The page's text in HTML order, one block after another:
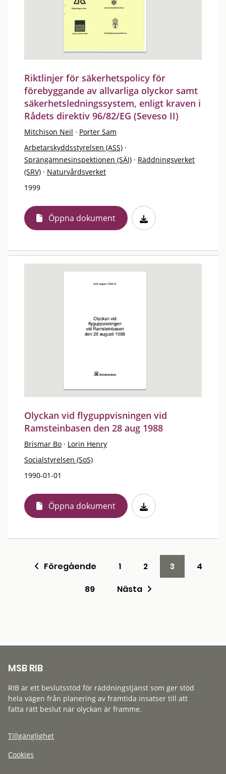
Riktlinjer för säkerhetspolicy för
förebyggande av allvarliga olyckor samt
säkerhetsledningssystem, enligt kraven i
Rådets direktiv 96/82/EG (Seveso II)
Mitchison Neil · Porter Sam
Arbetarskyddsstyrelsen (ASS) ·
Sprängämnesinspektionen (SÄI) · Räddningsverket
(SRV) · Naturvårdsverket
1999
Öppna dokument
Olyckan vid flyguppvisningen vid
Ramsteinbasen den 28 aug 1988
Brismar Bo · Lorin Henry
Socialstyrelsen (SoS)
1990-01-01
Öppna dokument
Föregående 1 2 3
4
89
Nästa
MSB RIB
RIB är ett beslutsstöd för räddningstjänst som ger stöd
hela vägen från planering av framtida insatser till att
fatta rätt beslut när olyckan är framme.
Tillgänglighet
Cookies